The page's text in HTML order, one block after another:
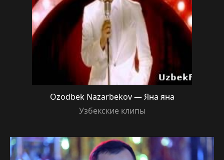
Ozodbek Nazarbekov — Яна яна
Узбекские клипы